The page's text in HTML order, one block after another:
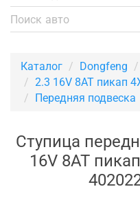
Каталог Dongfeng
2.3 16V 8AT пикап
Передняя подвеска
Ступица
16V 8AT